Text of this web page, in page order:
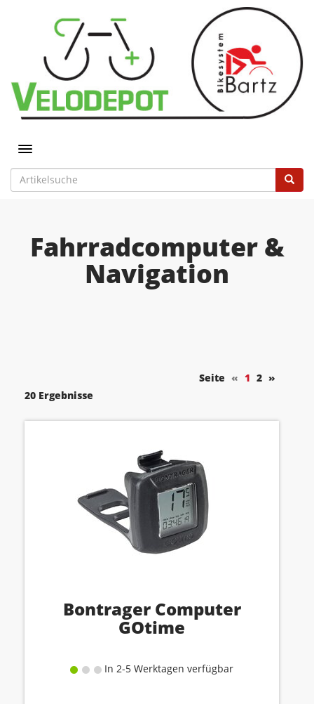
Toggle navigation
Fahrradcomputer &
Navigation
Seite « 1 2 »
20 Ergebnisse
Bontrager Computer
GOtime
In 2-5 Werktagen verfügbar